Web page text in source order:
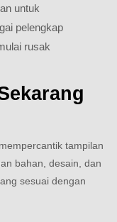
untuk
pelengkap
rusak
tampilan
bahan, desain, dan
sesuai dengan